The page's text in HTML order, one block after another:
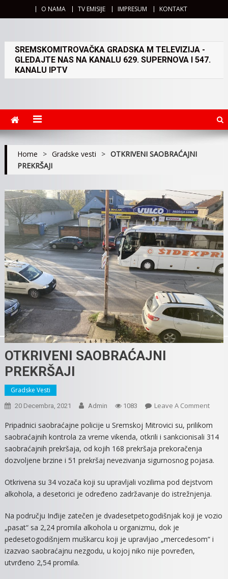
O NAMA TV EMISIJE IMPRESUM KONTAKT
SREMSKOMITROVAČKA GRADSKA M TELEVIZIJA -
GLEDAJTE NAS NA KANALU 629. SUPERNOVA I 547.
KANALU IPTV
Home > Gradske vesti > OTKRIVENI SAOBRAĆAJNI
PREKRŠAJI
OTKRIVENI SAOBRAĆAJNI
PREKRŠAJI
Gradske Vesti
20 Decembra, 2021 Admin 1083 Leave A CommentOn
Pripadnici saobraćajne policije u Sremskoj Mitrovici su, prilikom
saobraćajnih kontrola za vreme vikenda, otkrili i sankcionisali 314
saobraćajnih prekršaja, od kojih 168 prekršaja prekoračenja
dozvoljene brzine i 51 prekršaj nevezivanja sigurnosnog pojasa.
Otkrivena su 34 vozača koji su upravljali vozilima pod dejstvom
alkohola, a desetorici je određeno zadržavanje do istrežnjenja.
Na području Inđije zatečen je dvadesetpetogodišnjak koji je vozio
„pasat“ sa 2,24 promila alkohola u organizmu, dok je
pedesetogodišnjem muškarcu koji je upravljao „mercedesom“ i
izazvao saobraćajnu nezgodu, u kojoj niko nije povređen,
utvrđeno 2,54 promila.